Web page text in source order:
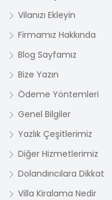
suların huzuru ve
tatil sizi bekliyor.
Vilanızı Ekleyin
Firmamız Hakkında
Blog Sayfamız
Bize Yazın
Ödeme Yöntemleri
Genel Bilgiler
Yazlık Çeşitlerimiz
Diğer Hizmetlerimiz
Dolandırıcılara Dikkat
Villa Kiralama Nedir